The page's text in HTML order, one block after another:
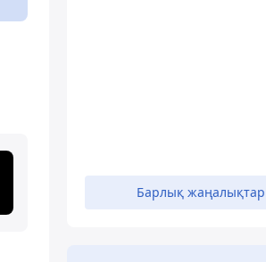
Барлық жаңалықтар